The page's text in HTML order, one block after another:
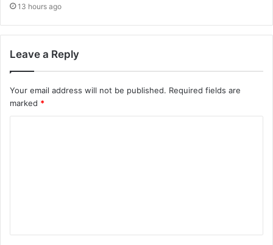
13 hours ago
Leave a Reply
Your email address will not be published. Required fields are
marked *